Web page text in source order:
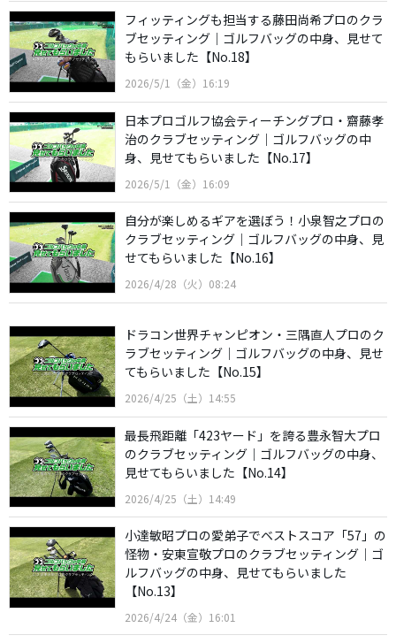
フィッティングも担当する藤田尚希プロのクラ
ブセッティング｜ゴルフバッグの中身、見せて
もらいました【No.18】
2026/5/1（金）16:19
日本プロゴルフ協会ティーチングプロ・齋藤孝
治のクラブセッティング｜ゴルフバッグの中
身、見せてもらいました【No.17】
2026/5/1（金）16:09
自分が楽しめるギアを選ぼう！小泉智之プロの
クラブセッティング｜ゴルフバッグの中身、見
せてもらいました【No.16】
2026/4/28（火）08:24
ドラコン世界チャンピオン・三隅直人プロのク
ラブセッティング｜ゴルフバッグの中身、見せ
てもらいました【No.15】
2026/4/25（土）14:55
最長飛距離「423ヤード」を誇る豊永智大プロ
のクラブセッティング｜ゴルフバッグの中身、
見せてもらいました【No.14】
2026/4/25（土）14:49
小達敏昭プロの愛弟子でベストスコア「57」の
怪物・安東宣敬プロのクラブセッティング｜ゴ
ルフバッグの中身、見せてもらいました
【No.13】
2026/4/24（金）16:01